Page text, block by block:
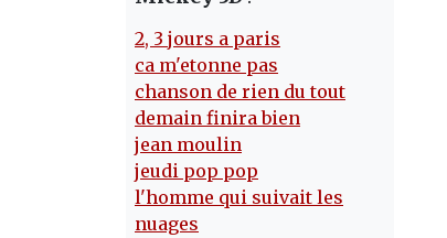
2, 3 jours a paris
ca m'etonne pas
chanson de rien du tout
demain finira bien
jean moulin
jeudi pop pop
l'homme qui suivait les
nuages